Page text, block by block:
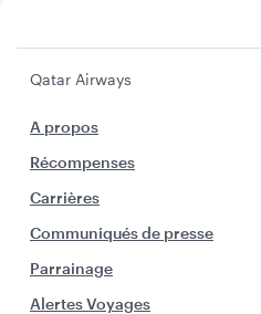
Qatar Airways
A propos
Récompenses
Carrières
Communiqués de presse
Parrainage
Alertes Voyages